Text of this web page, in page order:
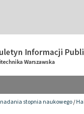
stopnia naukowego/